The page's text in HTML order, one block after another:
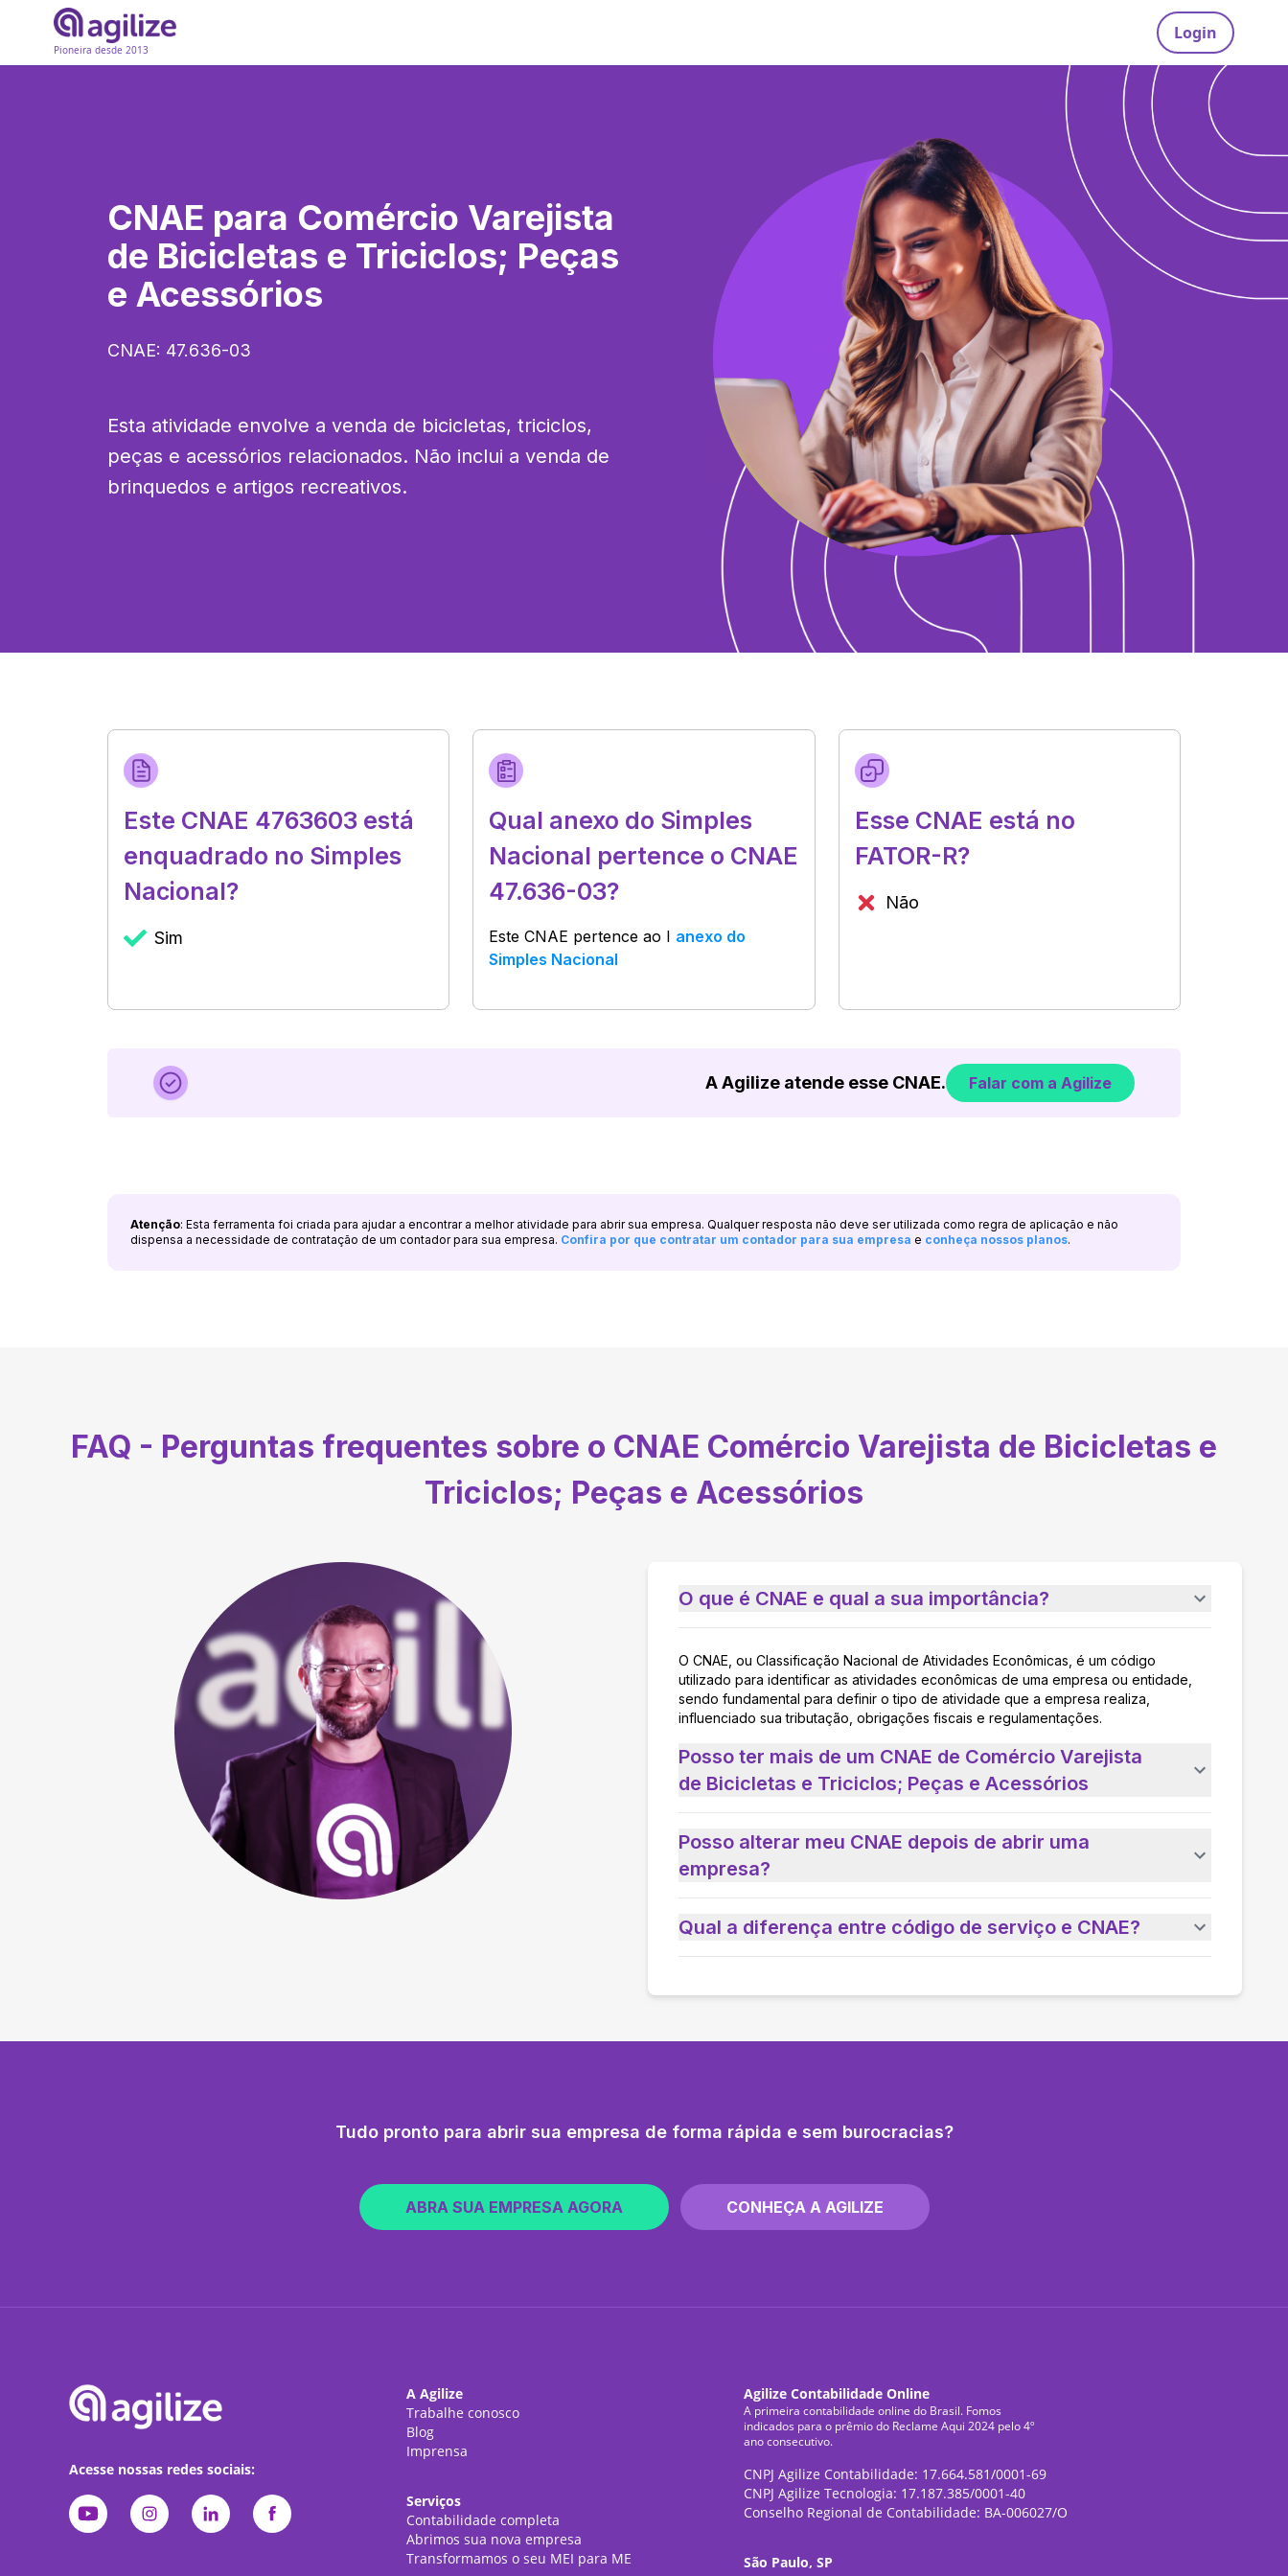
Pioneira desde 2013
Login
CNAE para Comércio Varejista
de Bicicletas e Triciclos; Peças
e Acessórios
CNAE: 47.636-03
Esta atividade envolve a venda de bicicletas, triciclos,
peças e acessórios relacionados. Não inclui a venda de
brinquedos e artigos recreativos.
Este CNAE 4763603 está
enquadrado no Simples
Nacional?
Sim
Qual anexo do Simples
Nacional pertence o CNAE
47.636-03?
Este CNAE pertence ao I anexo do
Simples Nacional
Esse CNAE está no
FATOR-R?
Não
A Agilize atende esse CNAE. Falar com a Agilize
Atenção: Esta ferramenta foi criada para ajudar a encontrar a melhor atividade para abrir sua empresa. Qualquer resposta não deve ser utilizada como regra de aplicação e não
dispensa a necessidade de contratação de um contador para sua empresa. Confira por que contratar um contador para sua empresa e conheça nossos planos.
FAQ - Perguntas frequentes sobre o CNAE Comércio Varejista de Bicicletas e
Triciclos; Peças e Acessórios
O que é CNAE e qual a sua importância?
O CNAE, ou Classificação Nacional de Atividades Econômicas, é um código
utilizado para identificar as atividades econômicas de uma empresa ou entidade,
sendo fundamental para definir o tipo de atividade que a empresa realiza,
influenciado sua tributação, obrigações fiscais e regulamentações.
Posso ter mais de um CNAE de Comércio Varejista
de Bicicletas e Triciclos; Peças e Acessórios
Posso alterar meu CNAE depois de abrir uma
empresa?
Qual a diferença entre código de serviço e CNAE?
Tudo pronto para abrir sua empresa de forma rápida e sem burocracias?
ABRA SUA EMPRESA AGORA CONHEÇA A AGILIZE
Acesse nossas redes sociais:
A Agilize
Trabalhe conosco
Blog
Imprensa
Serviços
Contabilidade completa
Abrimos sua nova empresa
Transformamos o seu MEI para ME
Agilize Contabilidade Online
A primeira contabilidade online do Brasil. Fomos
indicados para o prêmio do Reclame Aqui 2024 pelo 4º
ano consecutivo.
CNPJ Agilize Contabilidade: 17.664.581/0001-69
CNPJ Agilize Tecnologia: 17.187.385/0001-40
Conselho Regional de Contabilidade: BA-006027/O
São Paulo, SP